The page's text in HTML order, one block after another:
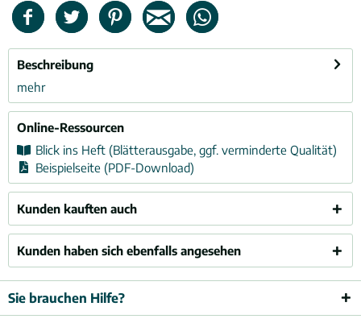
Beschreibung
mehr
Online-Ressourcen
Blick ins Heft (Blätterausgabe, ggf. verminderte Qualität)
Beispielseite (PDF-Download)
Kunden kauften auch
Kunden haben sich ebenfalls angesehen
Sie brauchen Hilfe?